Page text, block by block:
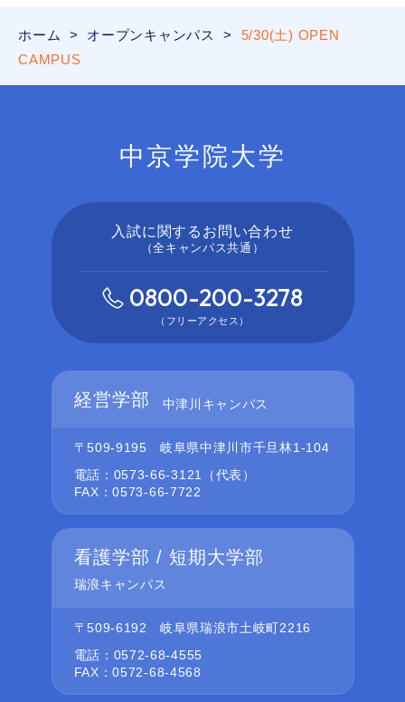
ホーム > オープンキャンパス > 5/30(土) OPEN
CAMPUS
中京学院大学
入試に関するお問い合わせ
（全キャンパス共通）
0800-200-3278
（フリーアクセス）
経営学部 中津川キャンパス
〒509-9195
岐阜県中津川市千旦林1-104
電話：0573-66-3121（代表）
FAX：0573-66-7722
看護学部 / 短期大学部
瑞浪キャンパス
〒509-6192
岐阜県瑞浪市土岐町2216
電話：0572-68-4555
FAX：0572-68-4568